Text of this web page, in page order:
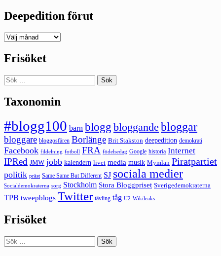
Deepedition förut
Deepedition
Frisöket
Sök
efter:
Taxonomin
#blogg100 barn blogg bloggande bloggar
bloggare bloggosfären Borlänge Brit Stakston deepedition demokrati
Facebook fildelning fotboll FRA födelsedag Google historia Internet
IPRed JMW jobb kalendern livet media musik Mymlan Piratpartiet
politik präst Same Same But Different SJ sociala medier
Socialdemokraterna sorg Stockholm Stora Bloggpriset Sverigedemokraterna
TPB tweepblogs Twitter tävling tåg U2 Wikileaks
Frisöket
Sök
efter: